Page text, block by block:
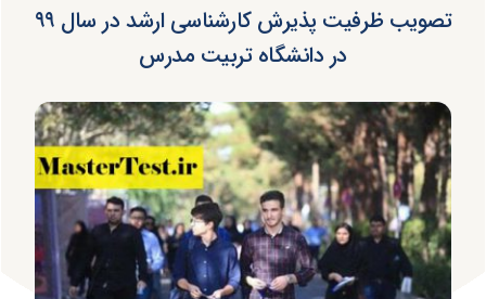
تصویب ظرفیت پذیرش کارشناسی ارشد در سال ۹۹
در دانشگاه تربیت مدرس